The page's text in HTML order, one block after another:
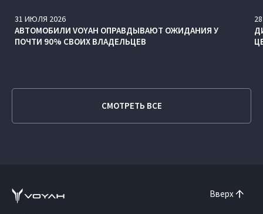
31 ИЮЛЯ 2026
АВТОМОБИЛИ VOYAH ОПРАВДЫВАЮТ ОЖИДАНИЯ У
ПОЧТИ 90% СВОИХ ВЛАДЕЛЬЦЕВ
28
СМОТРЕТЬ ВСЕ
Вверх